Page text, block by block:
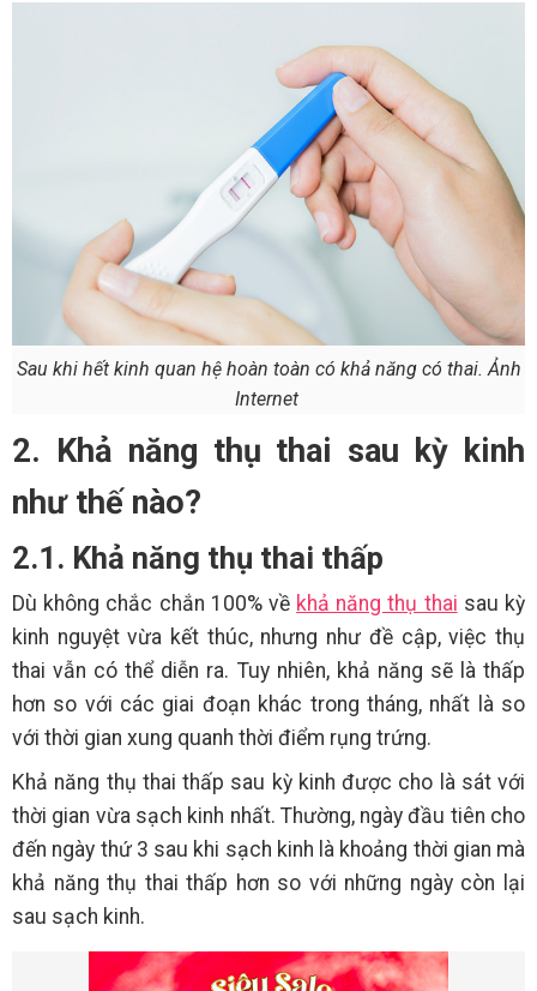
Sau khi hết kinh quan hệ hoàn toàn có khả năng có thai. Ảnh
Internet
2. Khả năng thụ thai sau kỳ kinh
như thế nào?
2.1. Khả năng thụ thai thấp
Dù không chắc chắn 100% về khả năng thụ thai sau kỳ
kinh nguyệt vừa kết thúc, nhưng như đề cập, việc thụ
thai vẫn có thể diễn ra. Tuy nhiên, khả năng sẽ là thấp
hơn so với các giai đoạn khác trong tháng, nhất là so
với thời gian xung quanh thời điểm rụng trứng.
Khả năng thụ thai thấp sau kỳ kinh được cho là sát với
thời gian vừa sạch kinh nhất. Thường, ngày đầu tiên cho
đến ngày thứ 3 sau khi sạch kinh là khoảng thời gian mà
khả năng thụ thai thấp hơn so với những ngày còn lại
sau sạch kinh.